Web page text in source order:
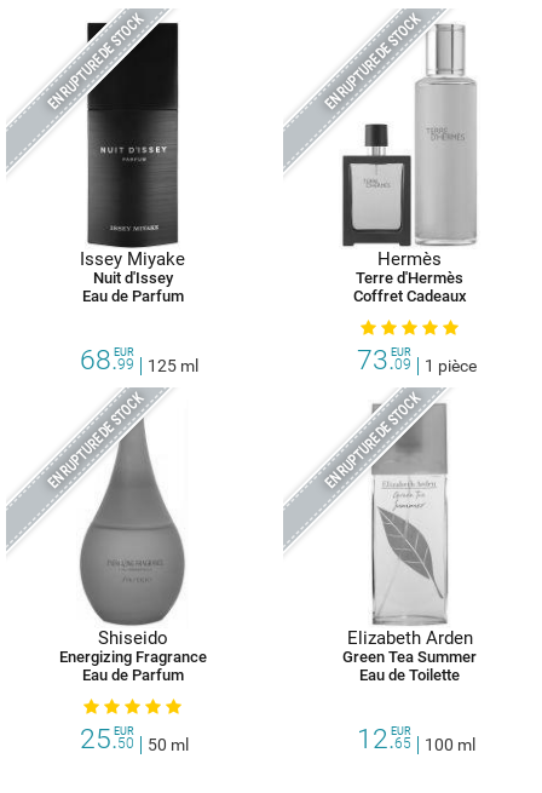
EN RUPTURE DE STOCK
Issey Miyake
Nuit d'Issey
Eau de Parfum
68.99
EUR
125 ml
EN RUPTURE DE STOCK
Hermès
Terre d'Hermès
Coffret Cadeaux
73.09
EUR
1 pièce
EN RUPTURE DE STOCK
Shiseido
Energizing Fragrance
Eau de Parfum
25.50
EUR
50 ml
EN RUPTURE DE STOCK
Elizabeth Arden
Green Tea Summer
Eau de Toilette
12.65
EUR
100 ml